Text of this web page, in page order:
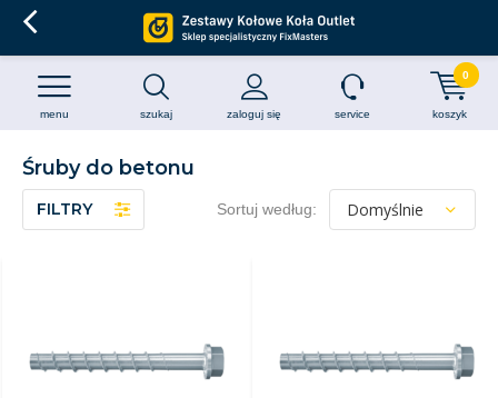
szukaj zaloguj się
menu service koszyk
0
Śruby do betonu
FILTRY Sortuj według: